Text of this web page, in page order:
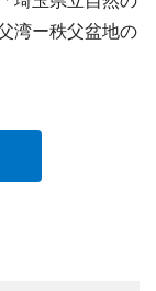
湾ー秩父盆地の